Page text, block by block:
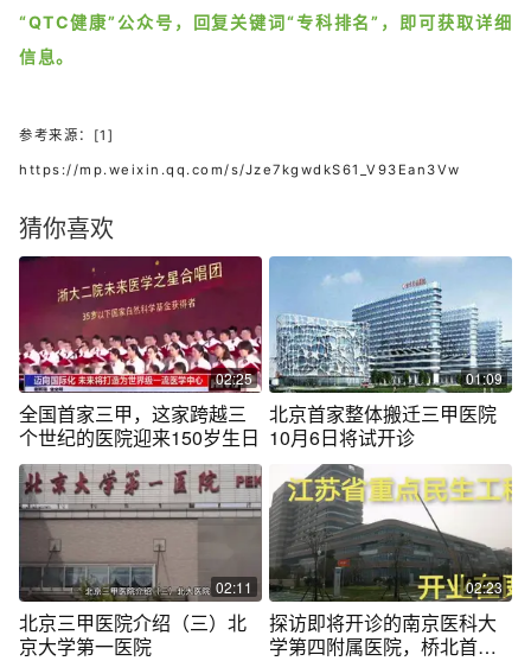
“QTC健康”公众号，回复关键词“专科排名”，即可获取详细
信息。
参考来源：[1]
https://mp.weixin.qq.com/s/Jze7kgwdkS61_V93Ean3Vw
猜你喜欢
02:25
全国首家三甲，这家跨越三
个世纪的医院迎来150岁生日
01:09
北京首家整体搬迁三甲医院
10月6日将试开诊
02:11
北京三甲医院介绍（三）北
京大学第一医院
02:23
探访即将开诊的南京医科大
学第四附属医院，桥北首家